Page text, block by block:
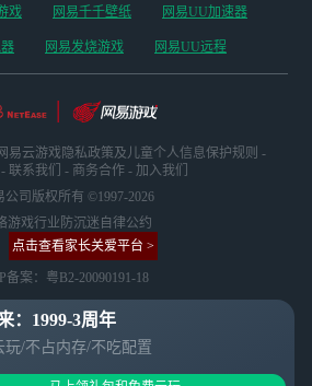
：1999-3周年
玩/不占内存/不吃配置
戏 网易千千壁纸 网易UU加速器
网易发烧游戏 网易UU远程
易云游戏隐私政策及儿童个人信息保护规则 -
- 联系我们 - 商务合作 - 加入我们
公司版权所有 ©1997-2026
游戏行业防沉迷自律公约
点击查看家长关爱平台 >
备案：粤B2-20090191-18